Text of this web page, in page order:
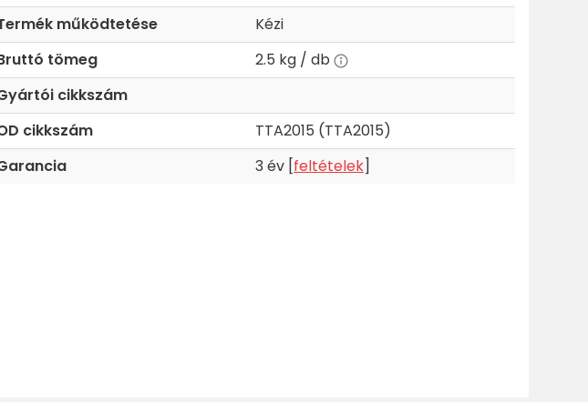
működtetése
Kézi
tömeg
2.5 kg / db
cikkszám
cikkszám
TTA2015 (TTA2015)
3 év [feltételek]